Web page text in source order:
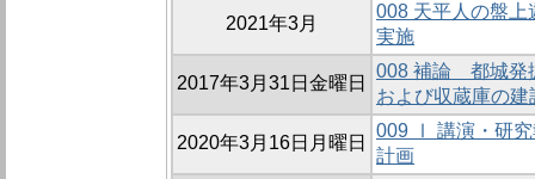
2021年3月
008 天平人の盤上
実施
2017年3月31日金曜日
008 補論 都城発
および収蔵庫の建
2020年3月16日月曜日
009 Ⅰ 講演・研究
計画